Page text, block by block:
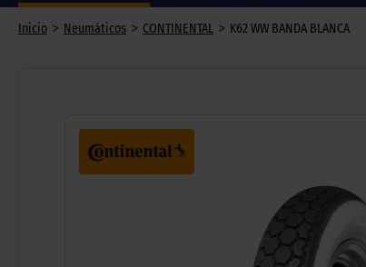
Inicio > Neumáticos > CONTINENTAL > K62 WW BANDA BLANCA